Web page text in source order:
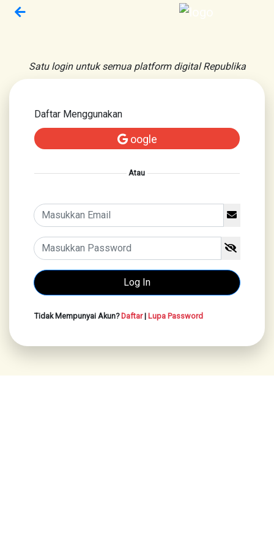
Satu login untuk semua platform digital Republika
Daftar Menggunakan
oogle
Atau
Tidak Mempunyai Akun?Daftar| Lupa Password